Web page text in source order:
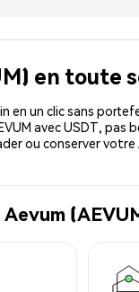
en toute
un clic sans
avec USDT,
ou conserver votre